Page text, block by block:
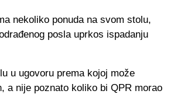
nekoliko ponuda na svom stolu,
posla uprkos ispadanju
u ugovoru prema kojoj može
a nije poznato koliko bi QPR morao